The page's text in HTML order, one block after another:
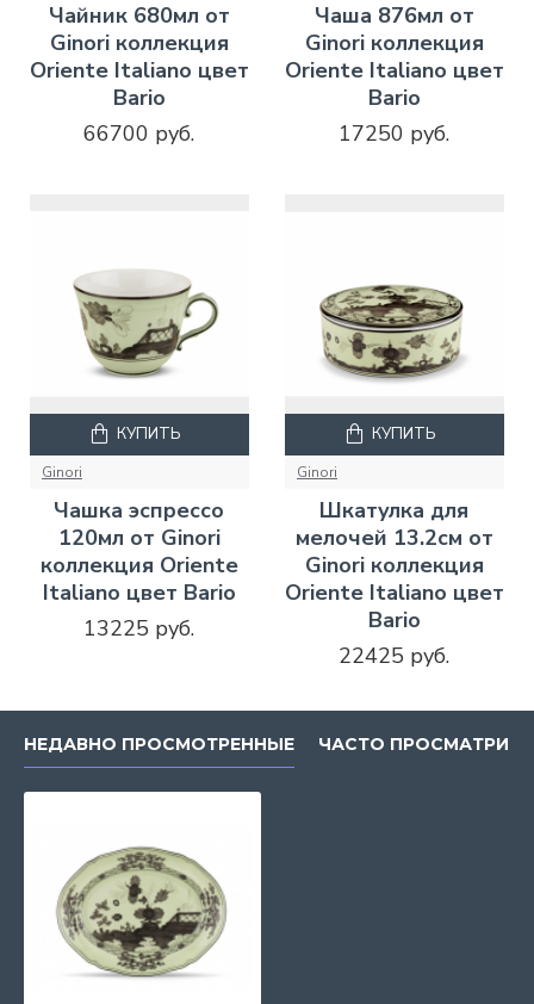
Чайник 680мл от
Ginori коллекция
Oriente Italiano цвет
Bario
66700 руб.
Чаша 876мл от
Ginori коллекция
Oriente Italiano цвет
Bario
17250 руб.
Ginori
Чашка эспрессо
120мл от Ginori
коллекция Oriente
Italiano цвет Bario
13225 руб.
КУПИТЬ
Ginori
Шкатулка для
мелочей 13.2см от
Ginori коллекция
Oriente Italiano цвет
Bario
22425 руб.
КУПИТЬ
НЕДАВНО ПРОСМОТРЕННЫЕ ЧАСТО